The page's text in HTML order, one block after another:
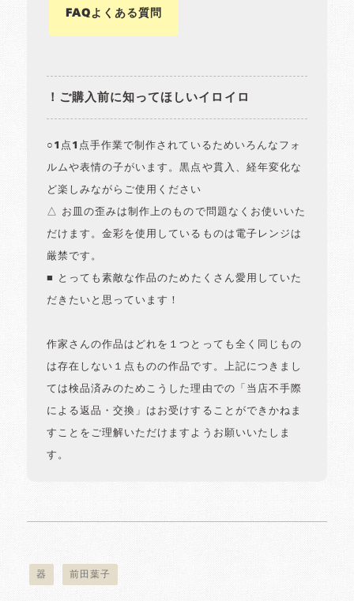
FAQよくある質問
！ご購入前に知ってほしいイロイロ
○1点1点手作業で制作されているためいろんなフォ
ルムや表情の子がいます。黒点や貫入、経年変化な
ど楽しみながらご使用ください
△ お皿の歪みは制作上のもので問題なくお使いいた
だけます。金彩を使用しているものは電子レンジは
厳禁です。
■ とっても素敵な作品のためたくさん愛用していた
だきたいと思っています！
作家さんの作品はどれを１つとっても全く同じもの
は存在しない１点ものの作品です。上記につきまし
ては検品済みのためこうした理由での「当店不手際
による返品・交換」はお受けすることができかねま
すことをご理解いただけますようお願いいたしま
す。
器 前田葉子